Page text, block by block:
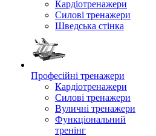
Кардіотренажери
Силові тренажери
Шведська стінка
Професійні тренажери
Кардіотренажери
Силові тренажери
Вуличні тренажери
Функціональний
тренінг